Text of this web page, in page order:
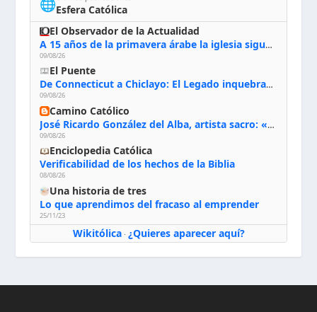
🌐Esfera Católica
El Observador de la Actualidad
A 15 años de la primavera árabe la iglesia sigue firme en Siria: “Queremos quedarnos”
09/08/26
El Puente
De Connecticut a Chiclayo: El Legado inquebrantable de Monseñor Juan Tomis Stack
09/08/26
Camino Católico
José Ricardo González del Alba, artista sacro: «Yo oro, hablo con Dios, le pido al Espíritu Santo su inspiración y siempre pinto rezando el rosario para que sea Él quien actúe a través de mis manos»
09/08/26
Enciclopedia Católica
Verificabilidad de los hechos de la Biblia
08/08/26
Una historia de tres
Lo que aprendimos del fracaso al emprender
25/11/23
Wikitólica· ¿Quieres aparecer aquí?